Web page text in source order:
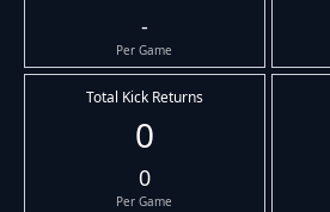
-
Per Game
Total Kick Returns
0
0
Per Game